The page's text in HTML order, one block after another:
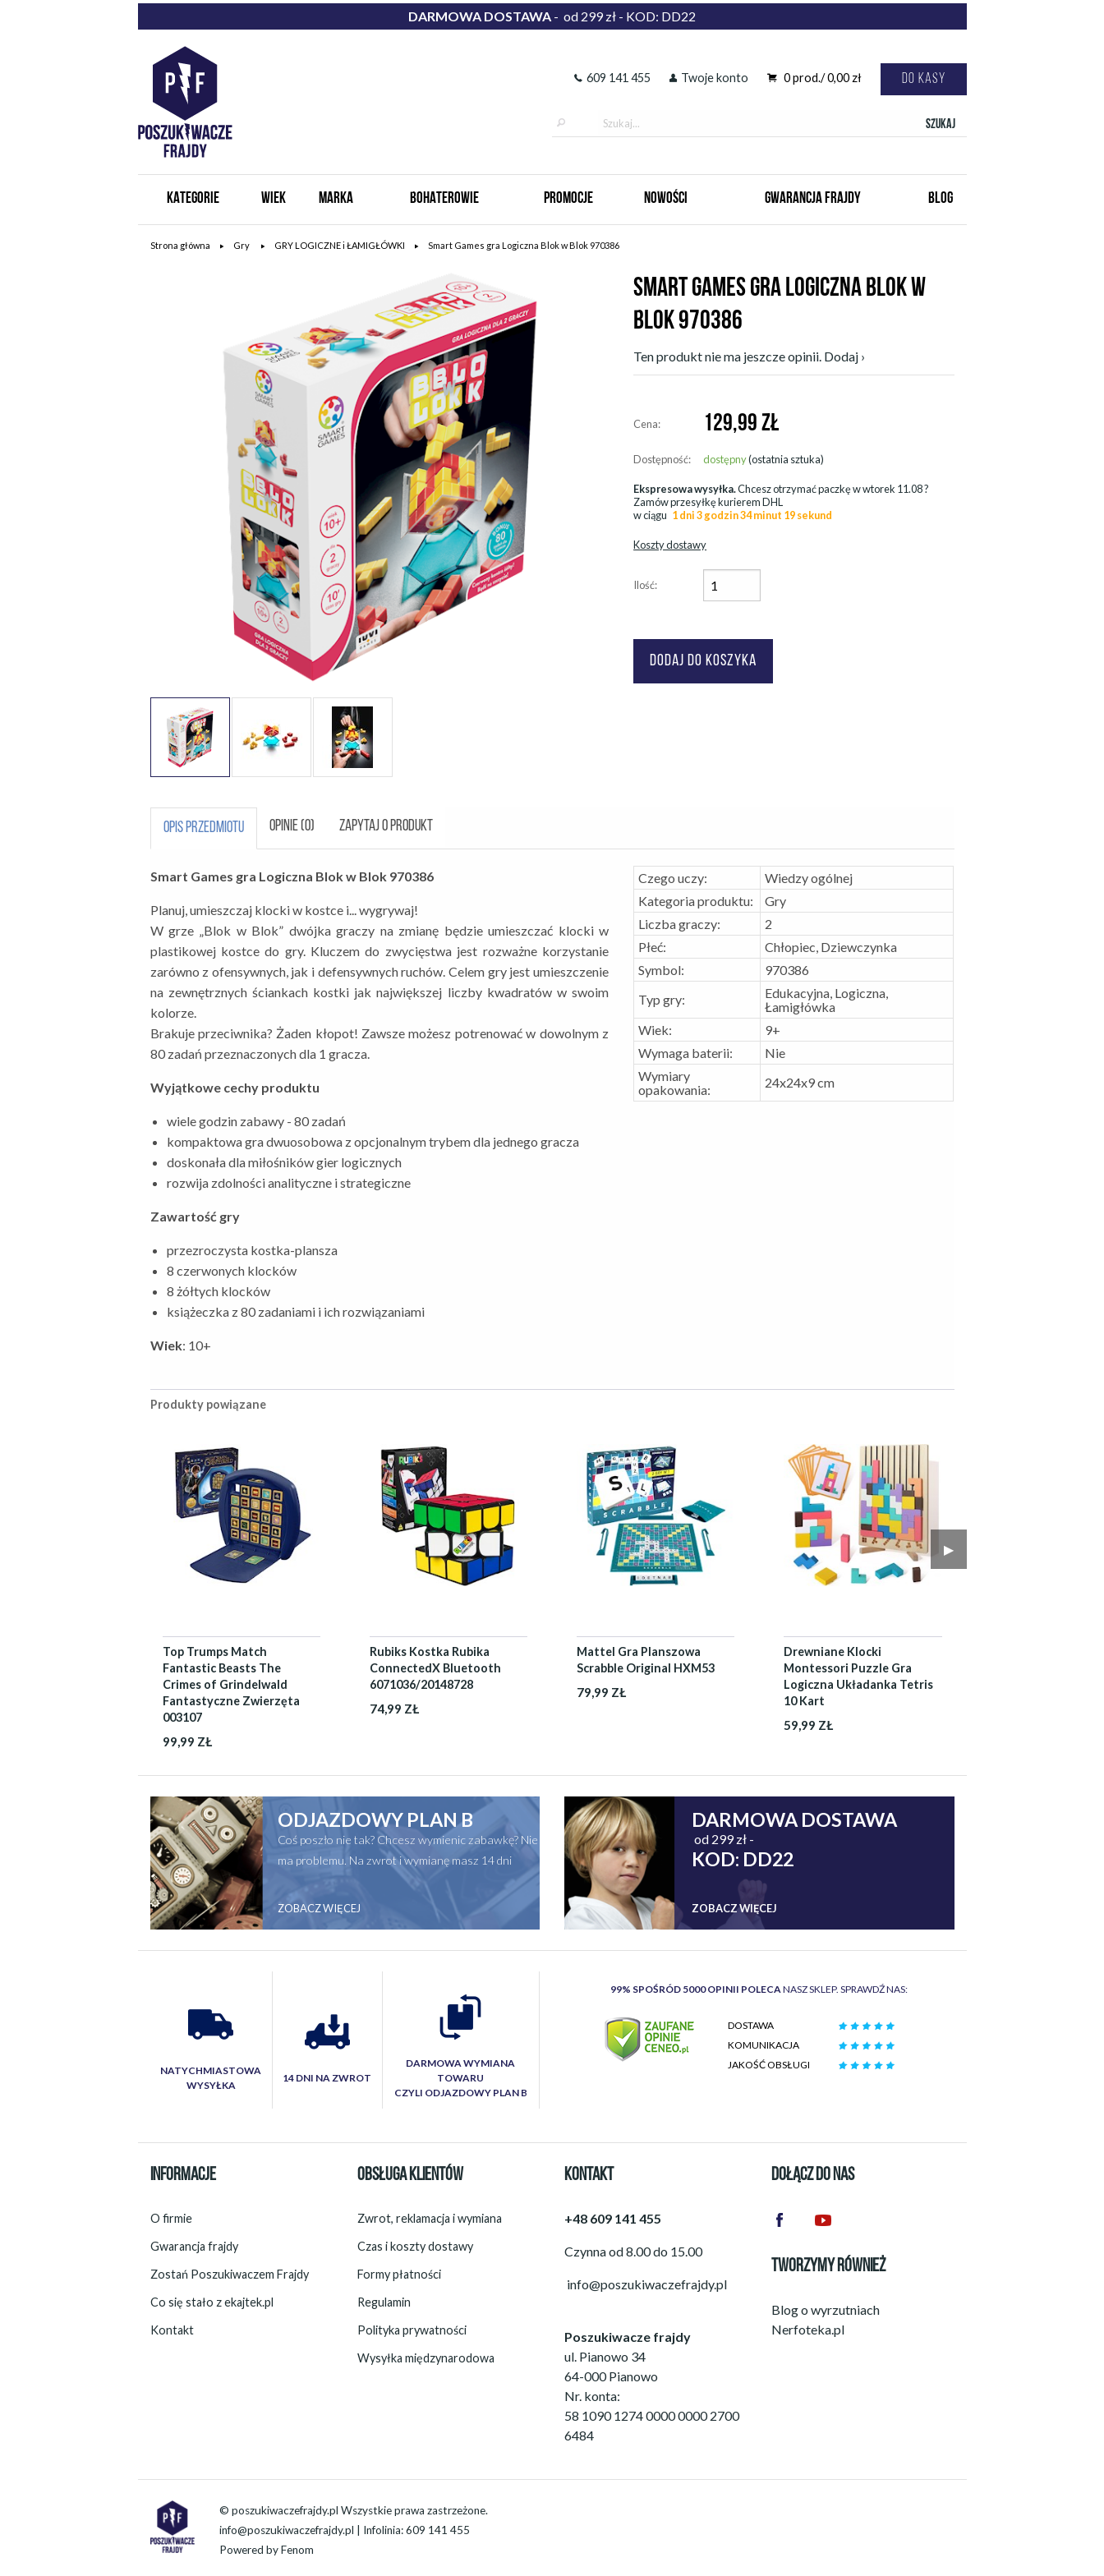
DARMOWA DOSTAWA - od 299 zł - KOD: DD22
609 141 455 Twoje konto 0 prod./0,00 zł Do kasy
Szukaj
KATEGORIE WIEK MARKA BOHATEROWIE PROMOCJE NOWOŚCI GWARANCJA FRAJDY BLOG
Strona główna Gry GRY LOGICZNE i ŁAMIGŁÓWKI Smart Games gra Logiczna Blok w Blok 970386
SMART GAMES GRA LOGICZNA BLOK W
BLOK 970386
Ten produkt nie ma jeszcze opinii. Dodaj ›
Cena: 129,99 ZŁ
Dostępność: dostępny(ostatnia sztuka)
Ekspresowa wysyłka.Chcesz otrzymać paczkę wwtorek 11.08?
Zamów przesyłkę kurierem DHL
w ciągu 1 dni 3 godzin 34 minut 17 sekund
Koszty dostawy
Ilość:
OPIS PRZEDMIOTU OPINIE (0) ZAPYTAJ O PRODUKT
Smart Games gra Logiczna Blok w Blok 970386
Planuj, umieszczaj klocki w kostce i... wygrywaj!
W grze „Blok w Blok” dwójka graczy na zmianę będzie umieszczać klocki w
plastikowej kostce do gry. Kluczem do zwycięstwa jest rozważne korzystanie
zarówno z ofensywnych, jak i defensywnych ruchów. Celem gry jest umieszczenie
na zewnętrznych ściankach kostki jak największej liczby kwadratów w swoim
kolorze.
Brakuje przeciwnika? Żaden kłopot! Zawsze możesz potrenować w dowolnym z
80 zadań przeznaczonych dla 1 gracza.
Wyjątkowe cechy produktu
wiele godzin zabawy - 80 zadań
kompaktowa gra dwuosobowa z opcjonalnym trybem dla jednego gracza
doskonała dla miłośników gier logicznych
rozwija zdolności analityczne i strategiczne
Zawartość gry
przezroczysta kostka-plansza
8 czerwonych klocków
8 żółtych klocków
książeczka z 80 zadaniami i ich rozwiązaniami
Wiek: 10+
Czego uczy:
Wiedzy ogólnej
Kategoria produktu:
Gry
Liczba graczy:
2
Płeć:
Chłopiec, Dziewczynka
Symbol:
970386
Typ gry:
Edukacyjna, Logiczna,
Łamigłówka
Wiek:
9+
Wymaga baterii:
Nie
Wymiary
opakowania:
24x24x9 cm
Produkty powiązane
▶︎
Top Trumps Match
Fantastic Beasts The
Crimes of Grindelwald
Fantastyczne Zwierzęta
003107
99,99 ZŁ
Rubiks Kostka Rubika
ConnectedX Bluetooth
6071036/20148728
74,99 ZŁ
Mattel Gra Planszowa
Scrabble Original HXM53
79,99 ZŁ
Drewniane Klocki
Montessori Puzzle Gra
Logiczna Układanka Tetris
10 Kart
59,99 ZŁ
ODJAZDOWY PLAN B
Coś poszło nie tak? Chcesz wymienic zabawkę? Nie
ma problemu. Na zwrot i wymianę masz 14 dni
ZOBACZ WIĘCEJ
DARMOWA DOSTAWA
od 299 zł -
KOD: DD22
ZOBACZ WIĘCEJ
NATYCHMIASTOWA
WYSYŁKA
14 DNI NA ZWROT
DARMOWA WYMIANA
TOWARU
CZYLI ODJAZDOWY PLAN B
99% SPOŚRÓD 5000 OPINII POLECA NASZ SKLEP. SPRAWDŹ NAS:
DOSTAWA
KOMUNIKACJA
JAKOŚĆ OBSŁUGI
INFORMACJE
O firmie
Gwarancja frajdy
Zostań Poszukiwaczem Frajdy
Co się stało z ekajtek.pl
Kontakt
OBSŁUGA KLIENTÓW
Zwrot, reklamacja i wymiana
Czas i koszty dostawy
Formy płatności
Regulamin
Polityka prywatności
Wysyłka międzynarodowa
KONTAKT
+48 609 141 455
Czynna od 8.00 do 15.00
info@poszukiwaczefrajdy.pl
Poszukiwacze frajdy
ul. Pianowo 34
64-000 Pianowo
Nr. konta:
58 1090 1274 0000 0000 2700
6484
DOŁĄCZ DO NAS
TWORZYMY RÓWNIEŻ
Blog o wyrzutniach
Nerfoteka.pl
© poszukiwaczefrajdy.pl Wszystkie prawa zastrzeżone.
info@poszukiwaczefrajdy.pl | Infolinia: 609 141 455
Powered byFenom